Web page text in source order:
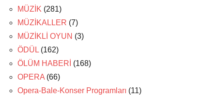
MÜZİK (281)
MÜZİKALLER (7)
MÜZİKLİ OYUN (3)
ÖDÜL (162)
ÖLÜM HABERİ (168)
OPERA (66)
Opera-Bale-Konser Programları (11)